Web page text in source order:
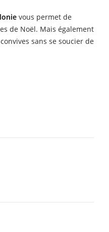
vous permet de
de Noël. Mais également
sans se soucier de